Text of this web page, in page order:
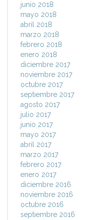
junio 2018
mayo 2018
abril 2018
marzo 2018
febrero 2018
enero 2018
diciembre 2017
noviembre 2017
octubre 2017
septiembre 2017
agosto 2017
julio 2017
junio 2017
mayo 2017
abril 2017
marzo 2017
febrero 2017
enero 2017
diciembre 2016
noviembre 2016
octubre 2016
septiembre 2016